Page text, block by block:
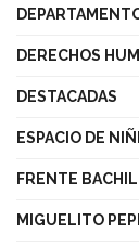
DERECHOS
DESTACADAS
ESPACIO DE
FRENTE
MIGUELITO